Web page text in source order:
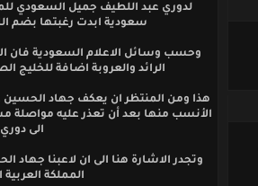
لدوري عبد اللطيف جميل السعودي
سعودية ابدت رغبتها بضم
وحسب وسائل الاعلام السعودية فان
الرائد والعروبة اضافة للخليج
هذا ومن المنتظر ان يعكف جهاد الحسين
الأنسب منها بعد أن تعذر عليه مواصلة
الى دوري
المملكة